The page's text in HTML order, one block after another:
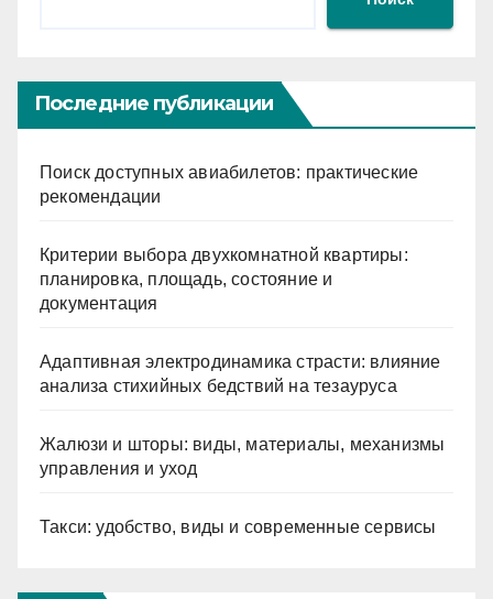
Последние публикации
Поиск доступных авиабилетов: практические
рекомендации
Критерии выбора двухкомнатной квартиры:
планировка, площадь, состояние и
документация
Адаптивная электродинамика страсти: влияние
анализа стихийных бедствий на тезауруса
Жалюзи и шторы: виды, материалы, механизмы
управления и уход
Такси: удобство, виды и современные сервисы